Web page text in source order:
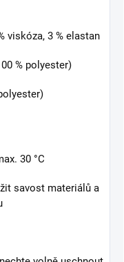
viskóza, 3 % elastan
% polyester)
30 °C
savost materiálů a